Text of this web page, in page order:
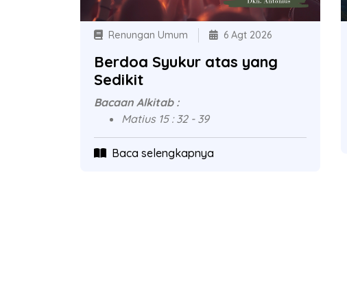
Renungan Umum 6 Agt 2026
Berdoa Syukur atas yang
Sedikit
Bacaan Alkitab :
Matius 15 : 32 - 39
Baca selengkapnya